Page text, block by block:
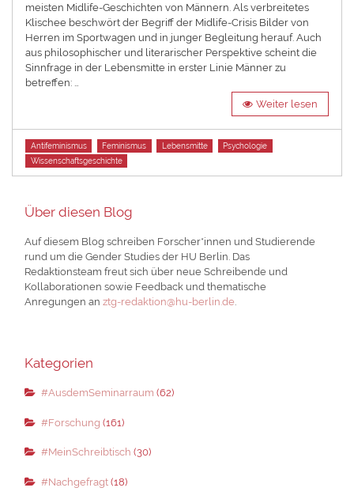
meisten Midlife-Geschichten von Männern. Als verbreitetes
Klischee beschwört der Begriff der Midlife-Crisis Bilder von
Herren im Sportwagen und in junger Begleitung herauf. Auch
aus philosophischer und literarischer Perspektive scheint die
Sinnfrage in der Lebensmitte in erster Linie Männer zu
betreffen: …
Weiter lesen
Tags
Antifeminismus Feminismus Lebensmitte
Psychologie
Wissenschaftsgeschichte
Über diesen Blog
Auf diesem Blog schreiben Forscher*innen und Studierende
rund um die Gender Studies der HU Berlin. Das
Redaktionsteam freut sich über neue Schreibende und
Kollaborationen sowie Feedback und thematische
Anregungen anztg-redaktion@hu-berlin.de.
Kategorien
#AusdemSeminarraum (62)
#Forschung (161)
#MeinSchreibtisch (30)
#Nachgefragt(18)